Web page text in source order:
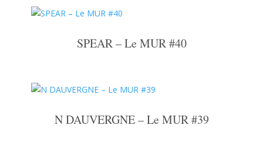
SPEAR – Le MUR #40
N DAUVERGNE – Le MUR #39